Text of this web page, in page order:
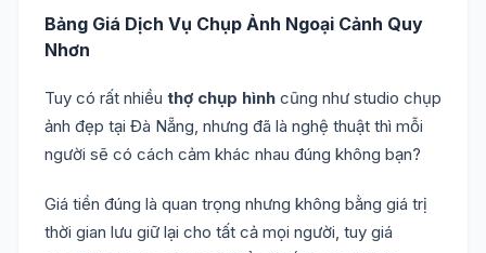
Bảng Giá Dịch Vụ Chụp Ảnh Ngoại Cảnh Quy
Nhơn
Tuy có rất nhiều thợ chụp hình cũng như studio chụp
ảnh đẹp tại Đà Nẵng, nhưng đã là nghệ thuật thì mỗi
người sẽ có cách cảm khác nhau đúng không bạn?
Giá tiền đúng là quan trọng nhưng không bằng giá trị
thời gian lưu giữ lại cho tất cả mọi người, tuy giá